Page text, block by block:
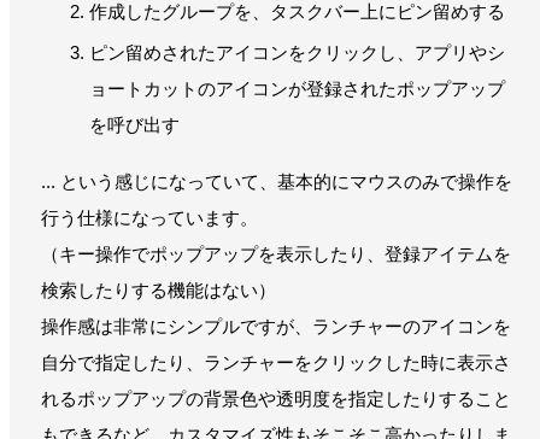
作成したグループを、タスクバー上にピン留めする
ピン留めされたアイコンをクリックし、アプリやシ
ョートカットのアイコンが登録されたポップアップ
を呼び出す
... という感じになっていて、基本的にマウスのみで操作を
行う仕様になっています。
（キー操作でポップアップを表示したり、登録アイテムを
検索したりする機能はない）
操作感は非常にシンプルですが、ランチャーのアイコンを
自分で指定したり、ランチャーをクリックした時に表示さ
れるポップアップの背景色や透明度を指定したりすること